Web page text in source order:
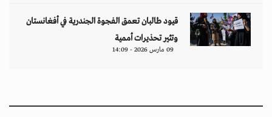
قيود طالبان تعمق الفجوة الجندرية في أفغانستان
وتثير تحذيرات أممية
09 مارس 2026 - 14:09